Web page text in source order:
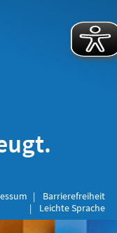
Barrierefreiheit
Leichte Sprache